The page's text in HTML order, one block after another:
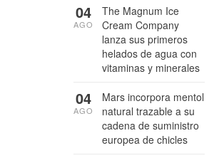
The Magnum Ice
Cream Company
lanza sus primeros
helados de agua con
vitaminas y minerales
04
AGO
Mars incorpora mentol
natural trazable a su
cadena de suministro
europea de chicles
04
AGO